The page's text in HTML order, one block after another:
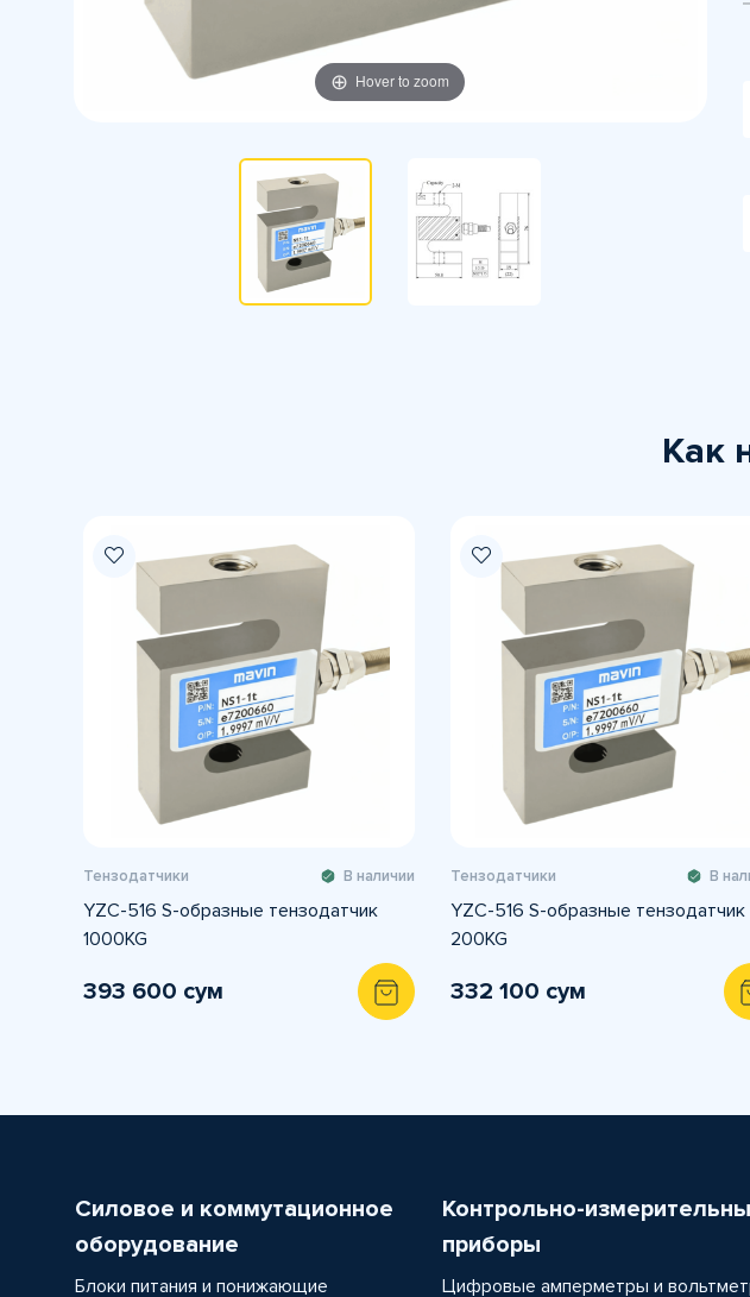
Hover to zoom
Как
Тензодатчики В наличии
YZC-516 S-образные тензодатчик
1000KG
393 600 сум
Тензодатчики В
YZC-516 S-образные тензодатчик
200KG
332 100 сум
Силовое и коммутационное
оборудование
Блоки питания и понижающие
Контрольно-
приборы
Цифровые амперметры и